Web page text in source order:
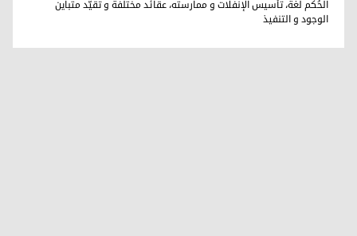
الحُكْم لغةٌ، تأسيس الإنفلات و ممارسته، عقائد مختلفة و تقيّد متباين
الوجود و التنفيذ